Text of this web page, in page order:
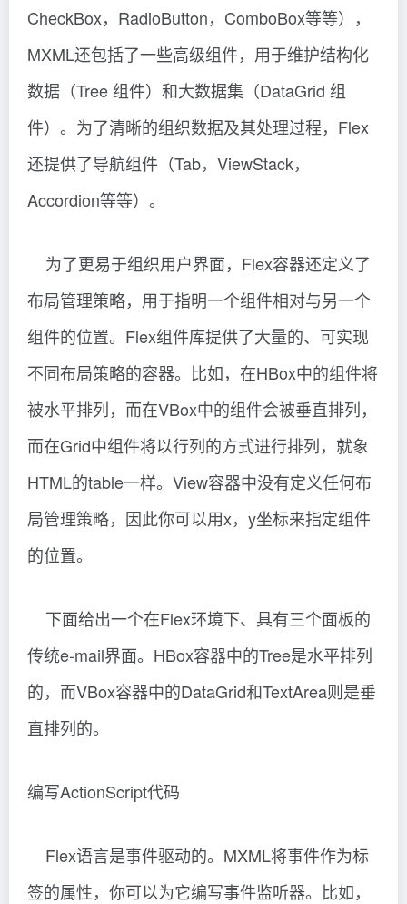
CheckBox，RadioButton，ComboBox等等），
MXML还包括了一些高级组件，用于维护结构化
数据（Tree 组件）和大数据集（DataGrid 组
件）。为了清晰的组织数据及其处理过程，Flex
还提供了导航组件（Tab，ViewStack，
Accordion等等）。
为了更易于组织用户界面，Flex容器还定义了
布局管理策略，用于指明一个组件相对与另一个
组件的位置。Flex组件库提供了大量的、可实现
不同布局策略的容器。比如，在HBox中的组件将
被水平排列，而在VBox中的组件会被垂直排列，
而在Grid中组件将以行列的方式进行排列，就象
HTML的table一样。View容器中没有定义任何布
局管理策略，因此你可以用x，y坐标来指定组件
的位置。
下面给出一个在Flex环境下、具有三个面板的
传统e-mail界面。HBox容器中的Tree是水平排列
的，而VBox容器中的DataGrid和TextArea则是垂
直排列的。
编写ActionScript代码
Flex语言是事件驱动的。MXML将事件作为标
签的属性，你可以为它编写事件监听器。比如，